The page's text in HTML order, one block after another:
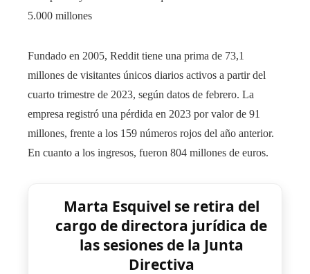
5.000 millones
Fundado en 2005, Reddit tiene una prima de 73,1
millones de visitantes únicos diarios activos a partir del
cuarto trimestre de 2023, según datos de febrero. La
empresa registró una pérdida en 2023 por valor de 91
millones, frente a los 159 números rojos del año anterior.
En cuanto a los ingresos, fueron 804 millones de euros.
Marta Esquivel se retira del
cargo de directora jurídica de
las sesiones de la Junta
Directiva